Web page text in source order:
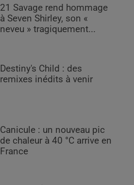
21 Savage rend hommage
à Seven Shirley, son «
neveu » tragiquement...
Destiny's Child : des
remixes inédits à venir
Canicule : un nouveau pic
de chaleur à 40 °C arrive en
France